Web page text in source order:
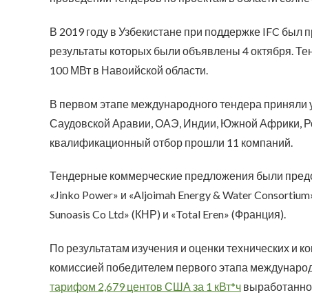
В 2019 году в Узбекистане при поддержке IFC
результаты которых были объявлены 4 октября.
100 МВт в Навоийской области.
В первом этапе международного тендера
Саудовской Аравии, ОАЭ, Индии, Южной Африки,
квалификационный отбор прошли 11 компаний.
Тендерные коммерческие предложения были
«Jinko Power» и «Aljoimah Energy & Water
Sunoasis Co Ltd» (КНР) и «Total Eren» (Франция).
По результатам изучения и оценки технических и
комиссией победителем первого этапа
тарифом 2,679 центов США за 1 кВт*ч